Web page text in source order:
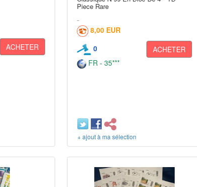
ACHETER
Piece Rare
8,00 EUR
0
ACHETER
FR - 35***
+ ajout à ma sélection